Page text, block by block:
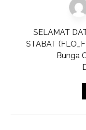
SELAMAT
STABAT
Bunga